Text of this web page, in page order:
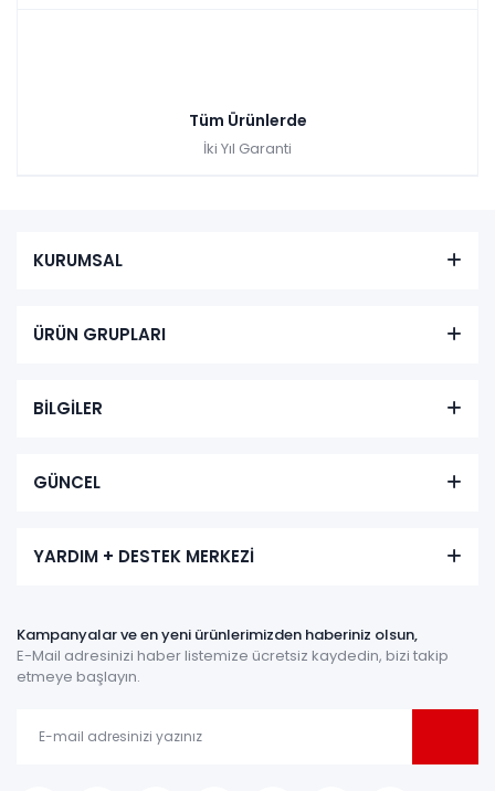
Tüm Ürünlerde
İki Yıl Garanti
KURUMSAL
ÜRÜN GRUPLARI
BİLGİLER
GÜNCEL
YARDIM + DESTEK MERKEZİ
Kampanyalar ve en yeni ürünlerimizden haberiniz olsun,
E-Mail adresinizi haber listemize ücretsiz kaydedin, bizi takip
etmeye başlayın.